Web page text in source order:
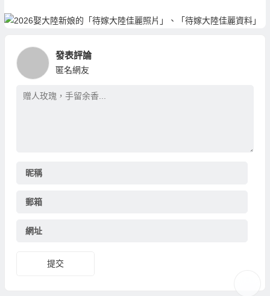
發表評論
匿名網友
昵稱
郵箱
網址
提交